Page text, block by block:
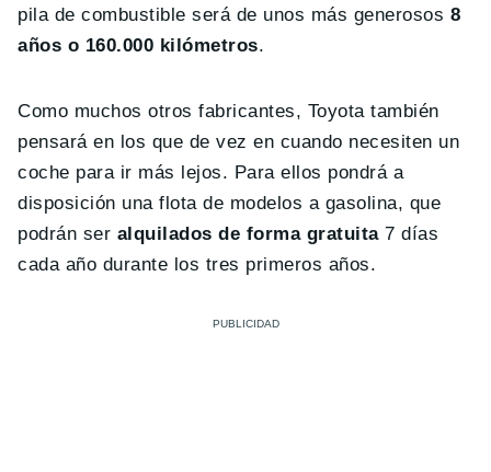
pila de combustible será de unos más generosos 8
años o 160.000 kilómetros.
Como muchos otros fabricantes, Toyota también
pensará en los que de vez en cuando necesiten un
coche para ir más lejos. Para ellos pondrá a
disposición una flota de modelos a gasolina, que
podrán ser alquilados de forma gratuita7 días
cada año durante los tres primeros años.